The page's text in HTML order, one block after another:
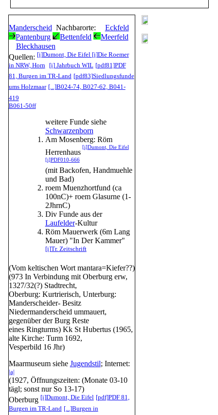
Manderscheid Nachbarorte:
Eckfeld
Pantenburg
Bettenfeld
Meerfeld
Bleckhausen
Quellen: [i]Dumont, Die Eifel [i]Die Roemer
in NRW, Horn
[i]Jahrbuch WIL [pdf81]PDF
81, Burgen im TR-Land [pdf83]Siedlungsfunde
ums Holzmaar [...]B024-74, B027-62, B041-
419
B061-50ff
weitere Funde siehe
Schwarzenborn
Am Mosenberg: Röm
Herrenhaus
[i]Dumont, Die Eifel
[i]PDF010-666
(mit Backofen, Handmuehle
und Bad)
roem Muenzhortfund (ca
100nC)+ roem Glasurne (1-
2JhrnC)
Div Funde aus der
Laufelder-Kultur
Röm Mauerwerk (6m Lang
Mauer) "In Der Kammer"
[i]Tr. Zeitschrift
(Vom keltischen Wort mantara=Kiefer??)
(973 In Verbindung mit Oberburg erw,
1327/32(?) Stadtrecht,
Oberburg: Kurtrierisch, Unterburg:
Manderscheider- Besitz
Niedermanderscheid ummauert,
gegenüber der Burg Reste
eines Ringturms) Kk St Hubertus (1965,
alte Kirche: Turm 1692,
Vesperbild 16 Jhr)
Maarmuseum siehe Jugendstil; Internet:
|a|
(1927, Öffnungszeiten: (Monate 03-10
tägl; sonst nur So 13-17)
Oberburg [i]Dumont, Die Eifel [pdf]PDF 81,
Burgen im TR-Land [...]Burgen in